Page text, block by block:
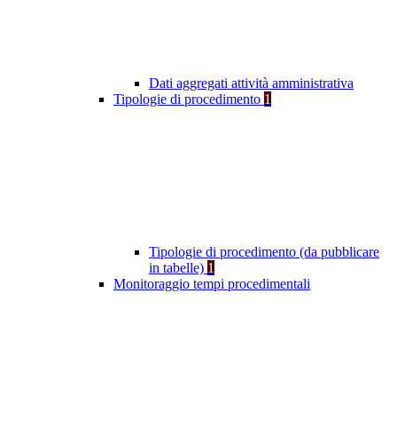
Dati aggregati attività amministrativa
Tipologie di procedimento 1
Tipologie di procedimento (da pubblicare
in tabelle) 1
Monitoraggio tempi procedimentali